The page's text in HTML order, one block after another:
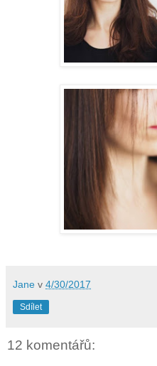
Jane v 4/30/2017
Sdílet
12 komentářů: